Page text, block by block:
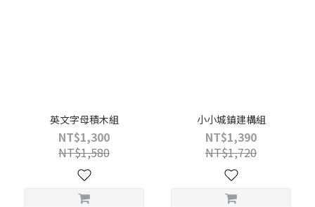
英文字母積木組
NT$1,300
NT$1,580
小小城鎮建構組
NT$1,390
NT$1,720